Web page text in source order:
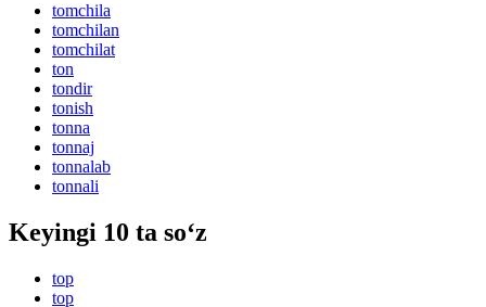
tomchila
tomchilan
tomchilat
ton
tondir
tonish
tonna
tonnaj
tonnalab
tonnali
Keyingi 10 ta so‘z
top
top